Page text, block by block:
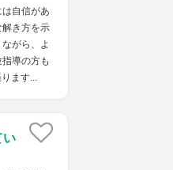
自信があ
き方を示
がら、よ
導の方も
ます...
い